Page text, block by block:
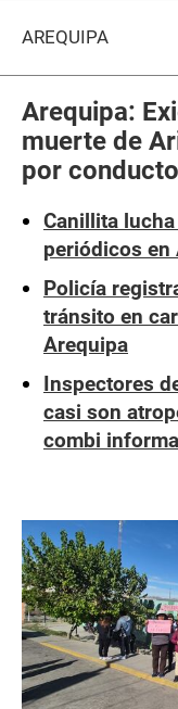
AREQUIPA
Arequipa:
muerte de
por
Canillita
periódicos en
Policía
tránsito en
Arequipa
Inspectores
casi son
combi